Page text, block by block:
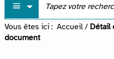
Vous êtes ici : Accueil / Détail
document